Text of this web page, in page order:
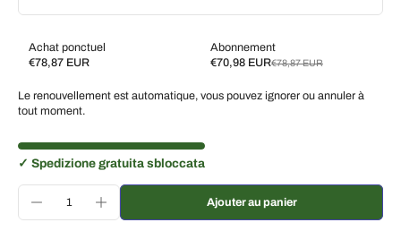
Achat ponctuel
€78,87 EUR
Abonnement
€70,98 EUR€78,87 EUR
Subscribe and save
Livrez toutes les 2 semaines, 10 % de réduction
Livrez chaque mois, 5 % de réduction
Le renouvellement est automatique, vous pouvez ignorer ou annuler à
tout moment.
✓ Spedizione gratuita sbloccata
Ajouter au panier